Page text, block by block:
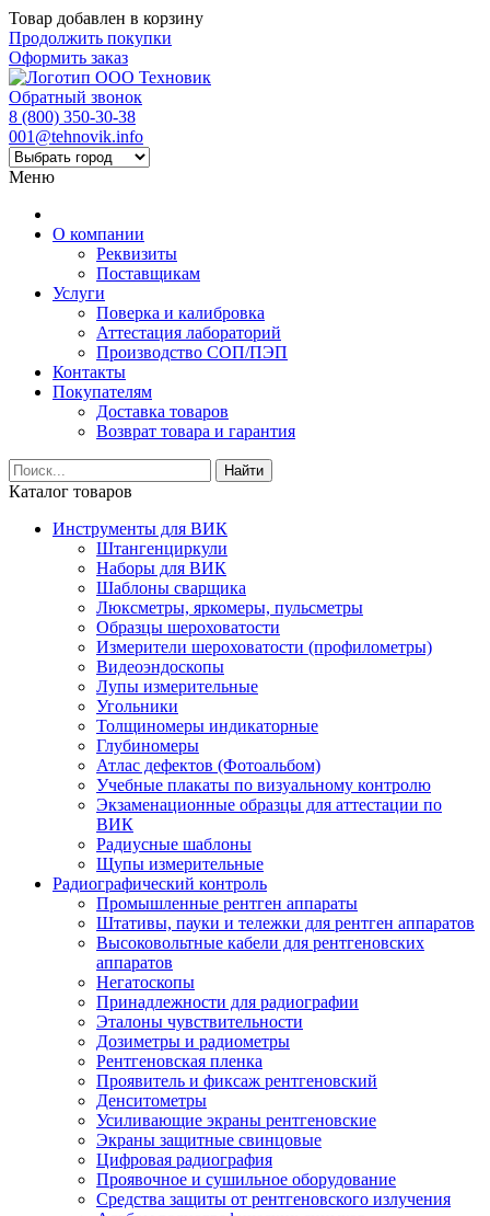
Товар добавлен в корзину
Продолжить покупки
Оформить заказ
Обратный звонок
8 (800) 350-30-38
001@tehnovik.info
Меню
О компании
Реквизиты
Поставщикам
Услуги
Поверка и калибровка
Аттестация лабораторий
Производство СОП/ПЭП
Контакты
Покупателям
Доставка товаров
Возврат товара и гарантия
Найти
Каталог товаров
Инструменты для ВИК
Штангенциркули
Наборы для ВИК
Шаблоны сварщика
Люксметры, яркомеры, пульсметры
Образцы шероховатости
Измерители шероховатости (профилометры)
Видеоэндоскопы
Лупы измерительные
Угольники
Толщиномеры индикаторные
Глубиномеры
Атлас дефектов (Фотоальбом)
Учебные плакаты по визуальному контролю
Экзаменационные образцы для аттестации по
ВИК
Радиусные шаблоны
Щупы измерительные
Радиографический контроль
Промышленные рентген аппараты
Штативы, пауки и тележки для рентген аппаратов
Высоковольтные кабели для рентгеновских
аппаратов
Негатоскопы
Принадлежности для радиографии
Эталоны чувствительности
Дозиметры и радиометры
Рентгеновская пленка
Проявитель и фиксаж рентгеновский
Денситометры
Усиливающие экраны рентгеновские
Экраны защитные свинцовые
Цифровая радиография
Проявочное и сушильное оборудование
Средства защиты от рентгеновского излучения